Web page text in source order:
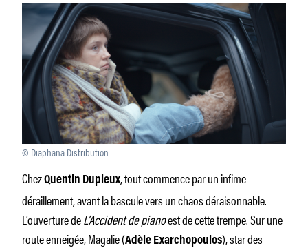
© Diaphana Distribution
ChezQuentin Dupieux, tout commence par un infime
déraillement, avant la bascule vers un chaos déraisonnable.
L’ouverture deL’Accident de pianoest de cette trempe. Sur une
route enneigée, Magalie (Adèle Exarchopoulos), star des